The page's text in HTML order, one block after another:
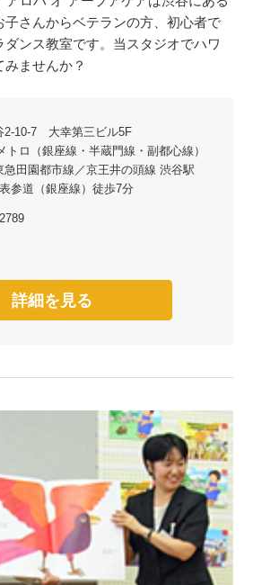
子さんからベテランの方、初心者で
ダンス教室です。当スタジオでハワ
ませんか？
2-10-7 大幸第三ビル5F
トロ（銀座線・半蔵門線・副都心線）
急田園都市線／京王井の頭線 渋谷駅
参道（銀座線）徒歩7分
詳細を見る